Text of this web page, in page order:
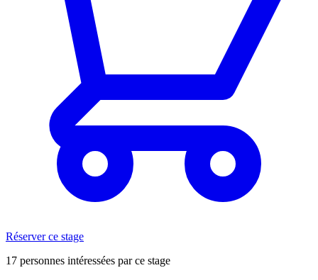
Réserver ce stage
17 personnes intéressées par ce stage